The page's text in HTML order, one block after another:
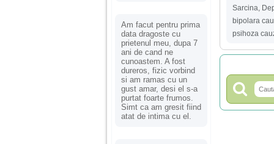
Am facut pentru prima
data dragoste cu
prietenul meu, dupa 7
ani de cand ne
cunoastem. A fost
dureros, fizic vorbind
si am ramas cu un
gust amar, desi el s-a
purtat foarte frumos.
Simt ca am gresit fiind
atat de intima cu el.
Sarcina
bipolara
psihoza